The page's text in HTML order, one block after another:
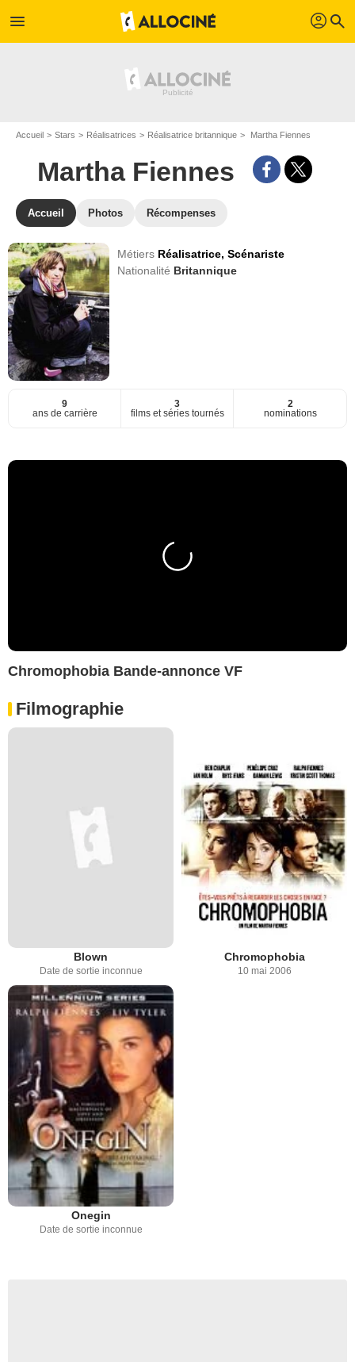
menu profil search
Accueil Stars Réalisatrices Réalisatrice britannique Martha Fiennes
Martha Fiennes
Accueil Photos Récompenses
Métiers Réalisatrice,Scénariste
Nationalité Britannique
9
ans de carrière
3
films et séries tournés
2
nominations
Chromophobia Bande-annonce VF
Filmographie
Blown
Date de sortie inconnue
Chromophobia
10 mai 2006
Onegin
Date de sortie inconnue